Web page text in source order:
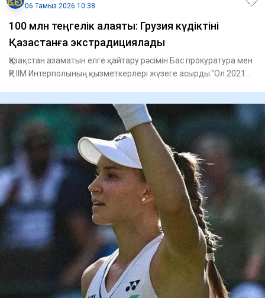
06 Тамыз 2026 10:38
100 млн теңгелік алаяқтық: Грузия күдіктіні
Қазақстанға экстрадициялады
Қазақстан азаматын елге қайтару рәсімін Бас прокуратура мен
ҚР ІІМ Интерполының қызметкерлері жүзеге асырды."Ол 2021